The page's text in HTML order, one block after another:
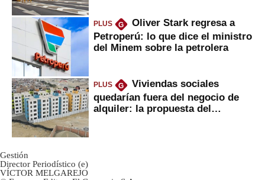
PLUS G
Oliver Stark regresa a
Petroperú: lo que dice el ministro
del Minem sobre la petrolera
PLUS G
Viviendas sociales
quedarían fuera del negocio de
alquiler: la propuesta del
Gestión
Director Periodístico (e)
VÍCTOR MELGAREJO